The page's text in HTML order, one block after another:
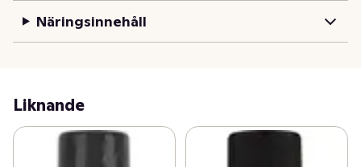
Näringsinnehåll
Liknande